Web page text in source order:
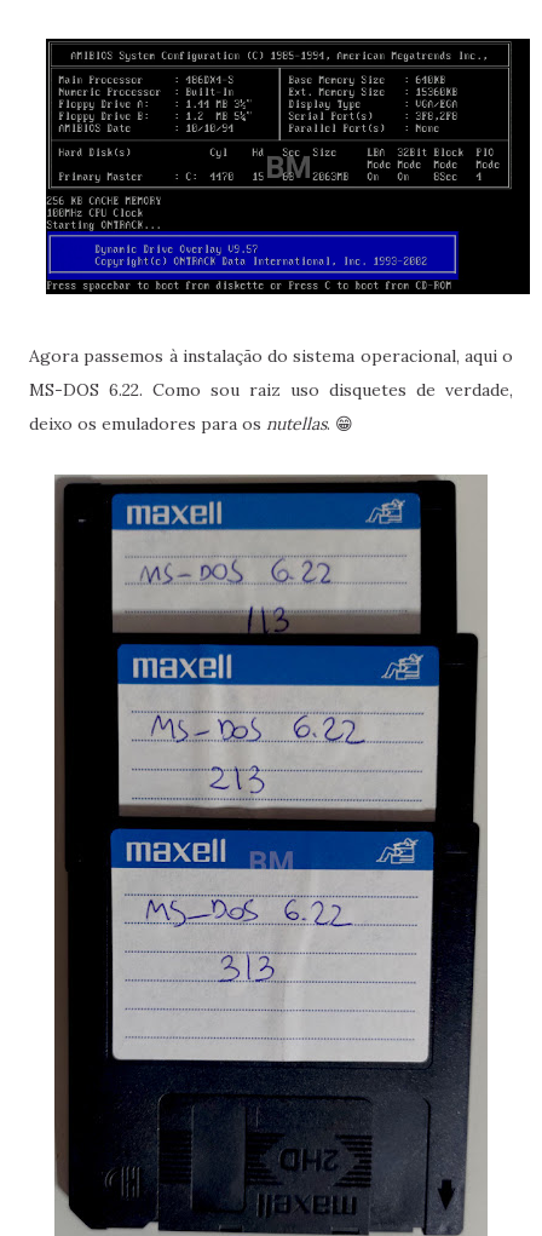
Agora passemos à instalação do sistema operacional, aqui o
MS-DOS 6.22. Como sou raiz uso disquetes de verdade,
deixo os emuladores para os nutellas. 😁